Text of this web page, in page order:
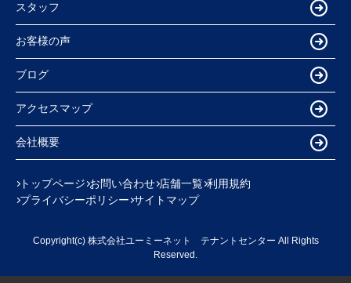
スタッフ
お客様の声
ブログ
アクセスマップ
会社概要
トップページ お問い合わせ 店舗一覧 利用規約
プライバシーポリシー サイトマップ
Copyright(c) 株式会社ユーミーネット テナントセンター All Rights
Reserved.